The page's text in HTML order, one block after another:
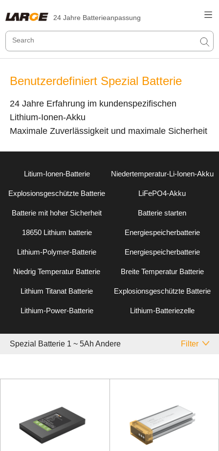
24 Jahre Batterieanpassung
Benutzerdefiniert Spezial Batterie
24 Jahre Erfahrung im kundenspezifischen
Lithium-Ionen-Akku
Maximale Zuverlässigkeit und maximale Sicherheit
Litium-Ionen-Batterie Niedertemperatur-Li-Ionen-Akku
Explosionsgeschützte Batterie LiFePO4-Akku
Batterie mit hoher Sicherheit Batterie starten
18650 Lithium batterie Energiespeicherbatterie
Lithium-Polymer-Batterie Energiespeicherbatterie
Niedrig Temperatur Batterie Breite Temperatur Batterie
Lithium Titanat Batterie Explosionsgeschützte Batterie
Lithium-Power-Batterie Lithium-Batteriezelle
Spezial Batterie 1 ~ 5Ah Andere Filter